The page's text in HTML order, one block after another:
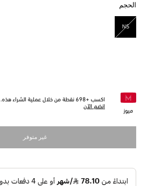
الحجم
NS
مختار
ميوز
اكسب +698 نقطة من خلال عملية الشراء هذه.
انضم الآن
غير متوفر